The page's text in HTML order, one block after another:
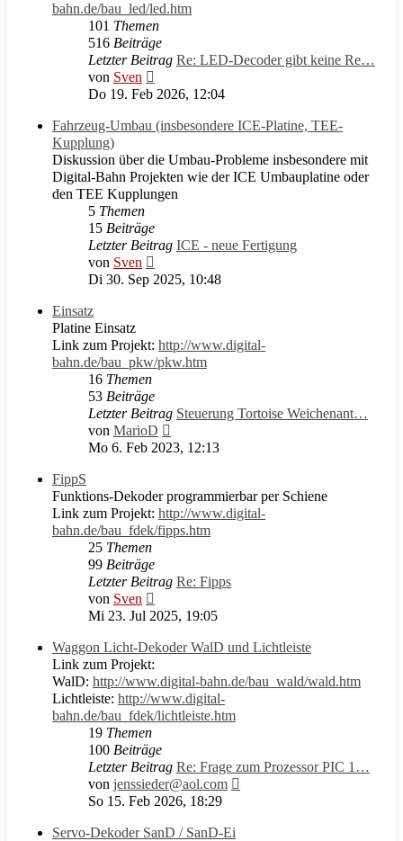
bahn.de/bau_led/led.htm
101 Themen
516 Beiträge
Letzter Beitrag Re: LED-Decoder gibt keine Re…
von Sven
Beitrag
Do 19. Feb 2026, 12:04
Fahrzeug-Umbau (insbesondere ICE-Platine, TEE-
Kupplung)
Diskussion über die Umbau-Probleme insbesondere mit
Digital-Bahn Projekten wie der ICE Umbauplatine oder
den TEE Kupplungen
5 Themen
15 Beiträge
Letzter Beitrag ICE - neue Fertigung
von Sven
Beitrag
Di 30. Sep 2025, 10:48
Einsatz
Platine Einsatz
Link zum Projekt: http://www.digital-
bahn.de/bau_pkw/pkw.htm
16 Themen
53 Beiträge
Letzter Beitrag Steuerung Tortoise Weichenant…
von MarioD
Beitrag
Mo 6. Feb 2023, 12:13
FippS
Funktions-Dekoder programmierbar per Schiene
Link zum Projekt: http://www.digital-
bahn.de/bau_fdek/fipps.htm
25 Themen
99 Beiträge
Letzter Beitrag Re: Fipps
von Sven
Beitrag
Mi 23. Jul 2025, 19:05
Waggon Licht-Dekoder WalD und Lichtleiste
Link zum Projekt:
WalD: http://www.digital-bahn.de/bau_wald/wald.htm
Lichtleiste: http://www.digital-
bahn.de/bau_fdek/lichtleiste.htm
19 Themen
100 Beiträge
Letzter Beitrag Re: Frage zum Prozessor PIC 1…
von jenssieder@aol.com
So 15. Feb 2026, 18:29
Servo-Dekoder SanD / SanD-Ei